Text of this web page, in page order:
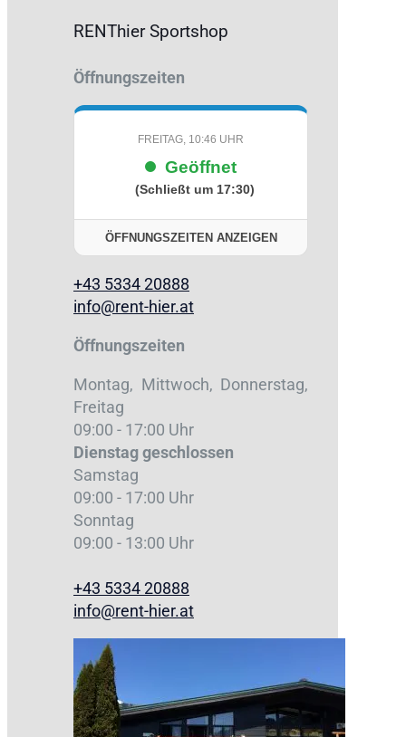
RENThier Sportshop
Öffnungszeiten
FREITAG, 10:46 UHR
Geöffnet
(Schließt um 17:30)
ÖFFNUNGSZEITEN ANZEIGEN
+43 5334 20888
info@rent-hier.at
Öffnungszeiten
Montag, Mittwoch, Donnerstag,
Freitag
09:00 - 17:00 Uhr
Dienstaggeschlossen
Samstag
09:00 - 17:00 Uhr
Sonntag
09:00 - 13:00 Uhr
+43 5334 20888
info@rent-hier.at